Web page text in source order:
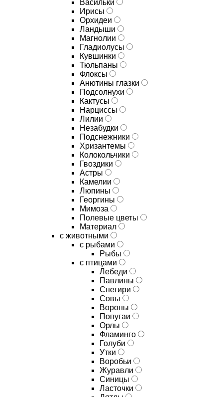
Васильки
Ирисы
Орхидеи
Ландыши
Магнолии
Гладиолусы
Кувшинки
Тюльпаны
Флоксы
Анютины глазки
Подсолнухи
Кактусы
Нарциссы
Лилии
Незабудки
Подснежники
Хризантемы
Колокольчики
Гвоздики
Астры
Камелии
Люпины
Георгины
Мимоза
Полевые цветы
Материал
с животными
с рыбами
Рыбы
с птицами
Лебеди
Павлины
Снегири
Совы
Вороны
Попугаи
Орлы
Фламинго
Голуби
Утки
Воробьи
Журавли
Синицы
Ласточки